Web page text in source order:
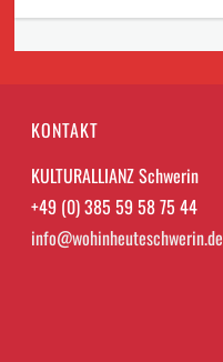
KONTAKT
KULTURALLIANZ Schwerin
+49 (0) 385 59 58 75 44
info@wohinheuteschwerin.de